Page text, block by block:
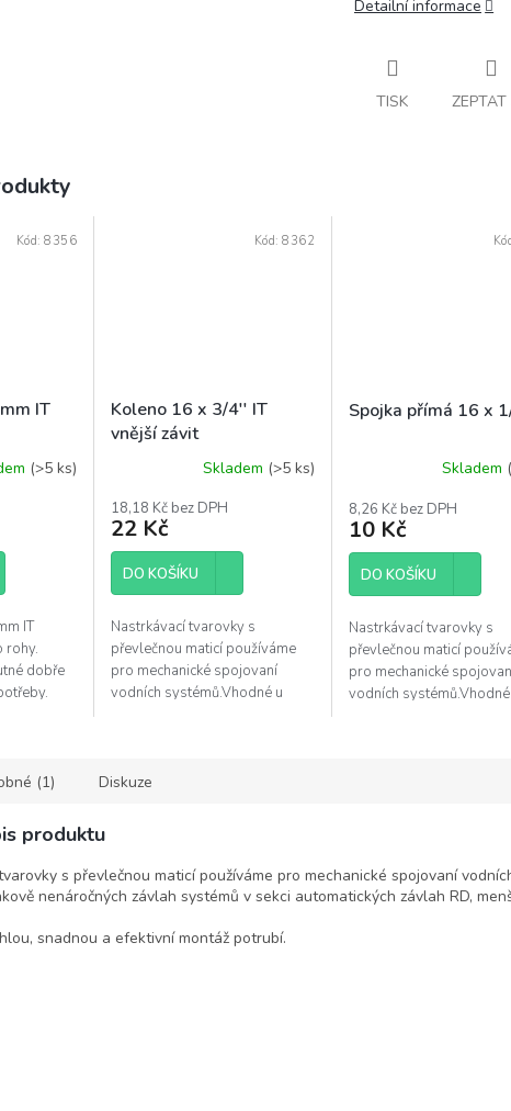
Detailní informace
TISK ZEPTAT
IT
(>5 ks)
IT
rohy.
dobře
Kód: 8356
Koleno 16 x 3/4'' IT
vnější závit
Skladem (>5 ks)
18,18 Kč bez DPH
22 Kč
DO KOŠÍKU
Nastrkávací tvarovky s
převlečnou maticí používáme
pro mechanické spojovaní
vodních systémů.Vhodné u
Kód: 8362
Spojka přímá 16 x
Skladem
8,26 Kč bez DPH
10 Kč
DO KOŠÍKU
Nastrkávací tvarovky s
převlečnou maticí
pro mechanické
vodních
(1) Diskuze
produktu
s převlečnou maticí používáme pro mechanické spojovaní
nenáročných závlah systémů v sekci automatických závlah RD,
snadnou a efektivní montáž potrubí.